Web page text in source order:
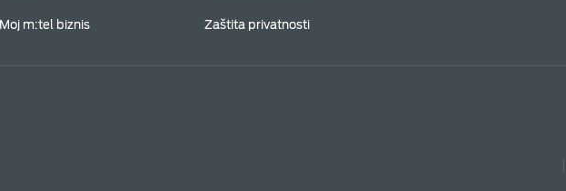
Moj m:tel biznis Zaštita privatnosti